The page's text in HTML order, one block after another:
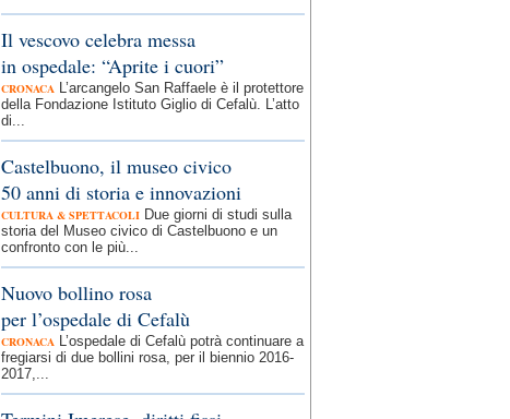
Il vescovo celebra messa
in ospedale: “Aprite i cuori”
CRONACA L’arcangelo San Raffaele è il protettore
della Fondazione Istituto Giglio di Cefalù. L’atto
di...
Castelbuono, il museo civico
50 anni di storia e innovazioni
CULTURA & SPETTACOLI Due giorni di studi sulla
storia del Museo civico di Castelbuono e un
confronto con le più...
Nuovo bollino rosa
per l’ospedale di Cefalù
CRONACA L’ospedale di Cefalù potrà continuare a
fregiarsi di due bollini rosa, per il biennio 2016-
2017,...